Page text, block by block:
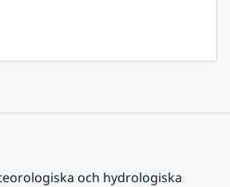
och hydrologiska